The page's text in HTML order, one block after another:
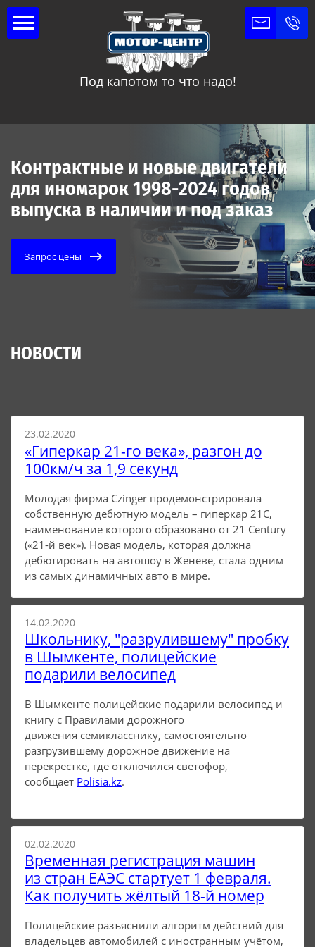
Под капотом то что надо!
Контрактные и новые двигатели
для иномарок 1998-2024 годов
выпуска в наличии и под заказ
Запрос цены
НОВОСТИ
23.02.2020
«Гиперкар 21-го века», разгон до
100км/ч за 1,9 секунд
Молодая фирма Czinger продемонстрировала
собственную дебютную модель – гиперкар 21С,
наименование которого образовано от 21 Century
(«21-й век»). Новая модель, которая должна
дебютировать на автошоу в Женеве, стала одним
из самых динамичных авто в мире.
14.02.2020
Школьнику, "разрулившему" пробку
в Шымкенте, полицейские
подарили велосипед
В Шымкенте полицейские подарили велосипед и
книгу с Правилами дорожного
движения семикласснику, самостоятельно
разгрузившему дорожное движение на
перекрестке, где отключился светофор,
сообщает Polisia.kz.
02.02.2020
Временная регистрация машин
из стран ЕАЭС стартует 1 февраля.
Как получить жёлтый 18-й номер
Полицейские разъяснили алгоритм действий для
владельцев автомобилей с иностранным учётом,